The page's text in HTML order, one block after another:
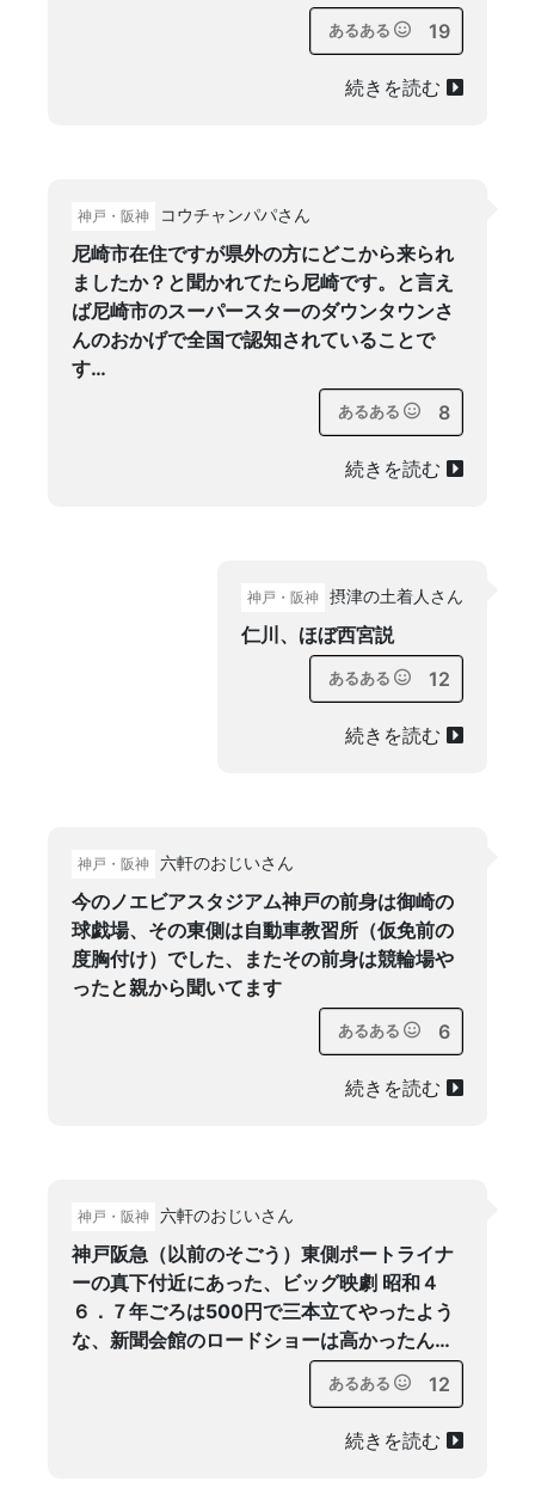
あるある 19
続きを読む
神戸・阪神 コウチャンパパさん
尼崎市在住ですが県外の方にどこから来られ
ましたか？と聞かれてたら尼崎です。と言え
ば尼崎市のスーパースターのダウンタウンさ
んのおかげで全国で認知されていることで
す…
あるある 8
続きを読む
神戸・阪神 摂津の土着人さん
仁川、ほぼ西宮説
あるある 12
続きを読む
神戸・阪神 六軒のおじいさん
今のノエビアスタジアム神戸の前身は御崎の
球戯場、その東側は自動車教習所（仮免前の
度胸付け）でした、またその前身は競輪場や
ったと親から聞いてます
あるある 6
続きを読む
神戸・阪神 六軒のおじいさん
神戸阪急（以前のそごう）東側ポートライナ
ーの真下付近にあった、ビッグ映劇 昭和４
６．７年ごろは500円で三本立てやったよう
な、新聞会館のロードショーは高かったん…
あるある 12
続きを読む